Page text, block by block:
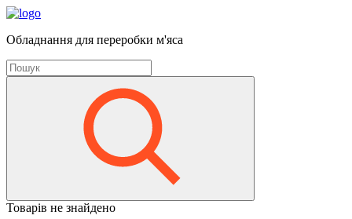
Обладнання для переробки м'яса
Товарів не знайдено